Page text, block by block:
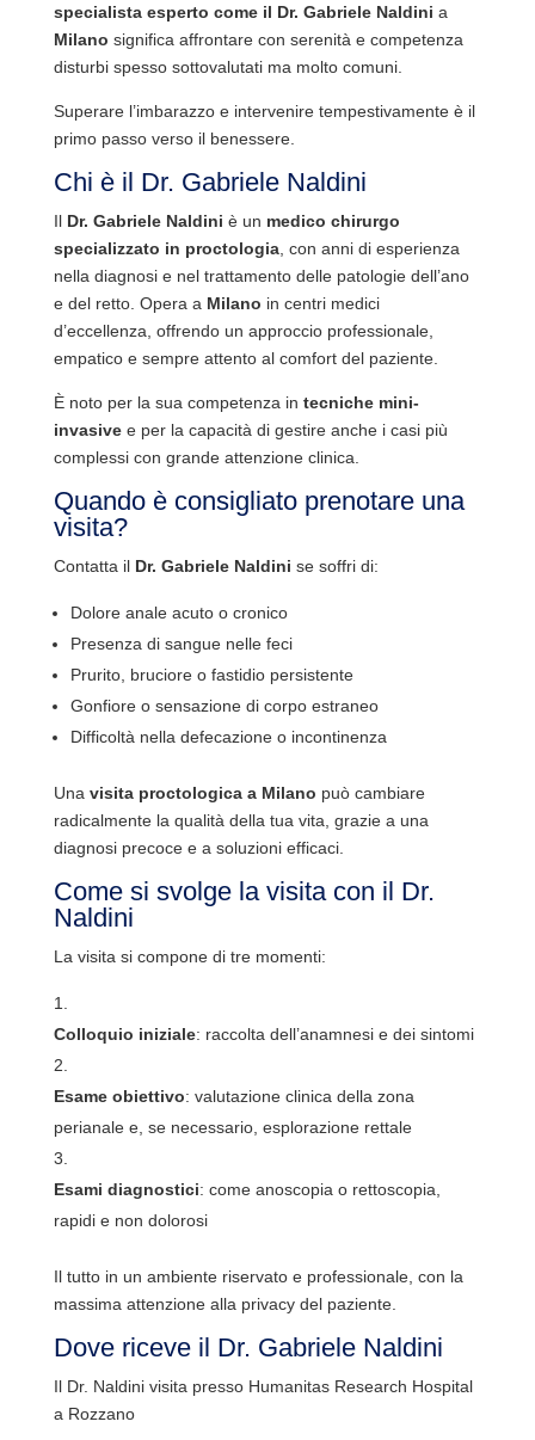
specialista esperto come il Dr. Gabriele Naldini a
Milano significa affrontare con serenità e competenza
disturbi spesso sottovalutati ma molto comuni.
Superare l’imbarazzo e intervenire tempestivamente è il
primo passo verso il benessere.
Chi è il Dr. Gabriele Naldini
Il Dr. Gabriele Naldini è un medico chirurgo
specializzato in proctologia, con anni di esperienza
nella diagnosi e nel trattamento delle patologie dell’ano
e del retto. Opera a Milano in centri medici
d’eccellenza, offrendo un approccio professionale,
empatico e sempre attento al comfort del paziente.
È noto per la sua competenza in tecniche mini-
invasivee per la capacità di gestire anche i casi più
complessi con grande attenzione clinica.
Quando è consigliato prenotare una
visita?
Contatta il Dr. Gabriele Naldini se soffri di:
Dolore anale acuto o cronico
Presenza di sangue nelle feci
Prurito, bruciore o fastidio persistente
Gonfiore o sensazione di corpo estraneo
Difficoltà nella defecazione o incontinenza
Una visita proctologica a Milano può cambiare
radicalmente la qualità della tua vita, grazie a una
diagnosi precoce e a soluzioni efficaci.
Come si svolge la visita con il Dr.
Naldini
La visita si compone di tre momenti:
Colloquio iniziale: raccolta dell’anamnesi e dei sintomi
Esame obiettivo: valutazione clinica della zona
perianale e, se necessario, esplorazione rettale
Esami diagnostici: come anoscopia o rettoscopia,
rapidi e non dolorosi
Il tutto in un ambiente riservato e professionale, con la
massima attenzione alla privacy del paziente.
Dove riceve il Dr. Gabriele Naldini
Il Dr. Naldini visita presso Humanitas Research Hospital
a Rozzano